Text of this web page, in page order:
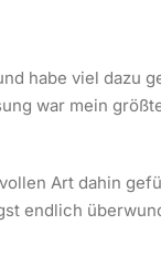
habe viel dazu
war mein
Art dahin
endlich